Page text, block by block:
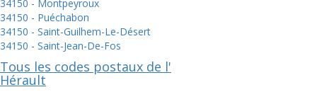
34150 - Montpeyroux
34150 - Puéchabon
34150 - Saint-Guilhem-Le-Désert
34150 - Saint-Jean-De-Fos
Tous les codes postaux de l'
Hérault